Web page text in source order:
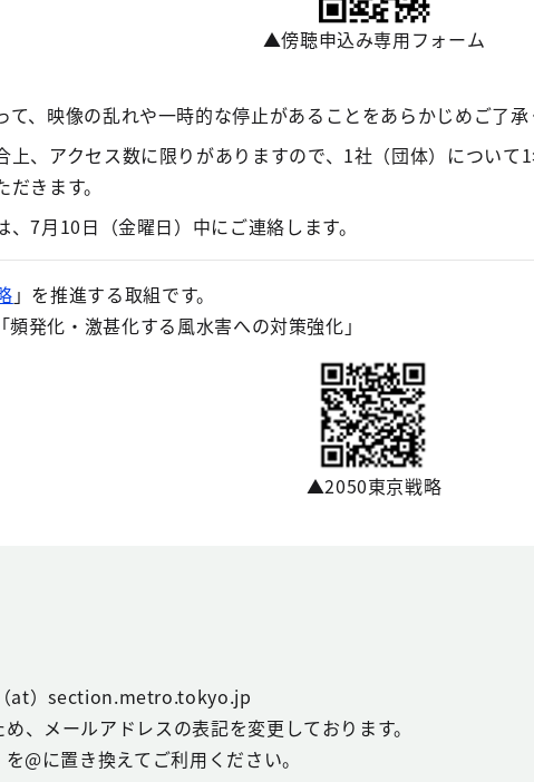
▲傍聴申込み専用フォーム
て、映像の乱れや一時的な停止があることをあらかじめご了承
上、アクセス数に限りがありますので、1社（団体）につい
きます。
7月10日（金曜日）中にご連絡します。
」を推進する取組です。
発化・激甚化する風水害への対策強化」
▲2050東京戦略
at）section.metro.tokyo.jp
、メールアドレスの表記を変更しております。
@に置き換えてご利用ください。